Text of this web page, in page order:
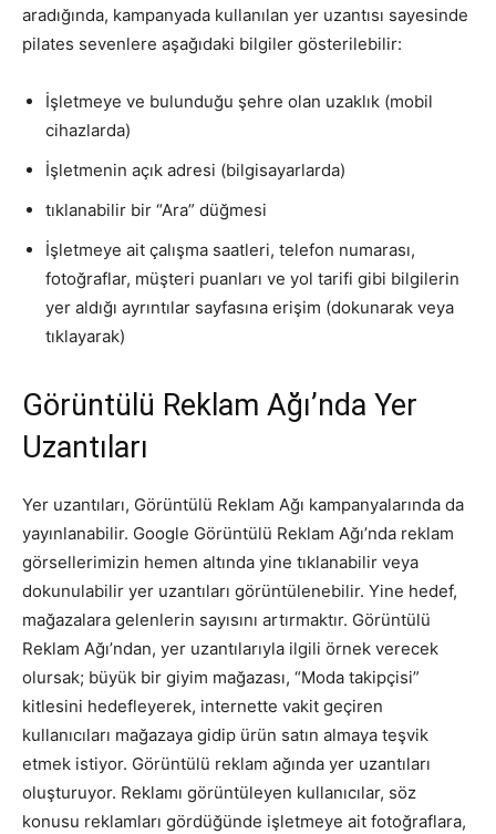
aradığında, kampanyada kullanılan yer uzantısı sayesinde
pilates sevenlere aşağıdaki bilgiler gösterilebilir:
İşletmeye ve bulunduğu şehre olan uzaklık (mobil
cihazlarda)
İşletmenin açık adresi (bilgisayarlarda)
tıklanabilir bir “Ara” düğmesi
İşletmeye ait çalışma saatleri, telefon numarası,
fotoğraflar, müşteri puanları ve yol tarifi gibi bilgilerin
yer aldığı ayrıntılar sayfasına erişim (dokunarak veya
tıklayarak)
Görüntülü Reklam Ağı’nda Yer
Uzantıları
Yer uzantıları, Görüntülü Reklam Ağı kampanyalarında da
yayınlanabilir. Google Görüntülü Reklam Ağı’nda reklam
görsellerimizin hemen altında yine tıklanabilir veya
dokunulabilir yer uzantıları görüntülenebilir. Yine hedef,
mağazalara gelenlerin sayısını artırmaktır. Görüntülü
Reklam Ağı’ndan, yer uzantılarıyla ilgili örnek verecek
olursak; büyük bir giyim mağazası, “Moda takipçisi”
kitlesini hedefleyerek, internette vakit geçiren
kullanıcıları mağazaya gidip ürün satın almaya teşvik
etmek istiyor. Görüntülü reklam ağında yer uzantıları
oluşturuyor. Reklamı görüntüleyen kullanıcılar, söz
konusu reklamları gördüğünde işletmeye ait fotoğraflara,